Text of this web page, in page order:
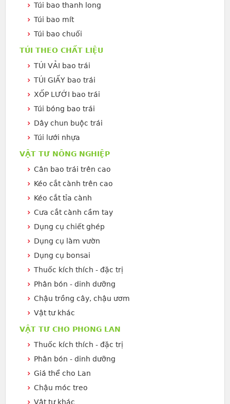
Túi bao thanh long
Túi bao mít
Túi bao chuối
TÚI THEO CHẤT LIỆU
TÚI VẢI bao trái
TÚI GIẤY bao trái
XỐP LƯỚI bao trái
Túi bóng bao trái
Dây chun buộc trái
Túi lưới nhựa
VẬT TƯ NÔNG NGHIỆP
Cân bao trái trên cao
Kéo cắt cành trên cao
Kéo cắt tỉa cành
Cưa cắt cành cầm tay
Dụng cụ chiết ghép
Dụng cụ làm vườn
Dụng cụ bonsai
Thuốc kích thích - đặc trị
Phân bón - dinh dưỡng
Chậu trồng cây, chậu ươm
Vật tư khác
VẬT TƯ CHO PHONG LAN
Thuốc kích thích - đặc trị
Phân bón - dinh dưỡng
Giá thể cho Lan
Chậu móc treo
Vật tư khác